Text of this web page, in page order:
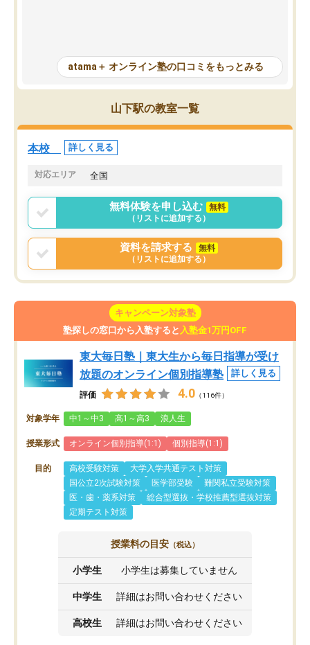
が、自分で自分の管理ができない人に
とっては難しい部分もあるのではない
かと思った。
元数が可視化されるので
しながら意欲的に取り組
常に効果を実感している
すめできる塾です。
atama＋ オンライン塾の口コミをもっとみる
山下駅の教室一覧
本校 詳しく見る
対応エリア 全国
無料体験を申し込む
無料
（リストに追加する）
資料を請求する
無料
（リストに追加する）
キャンペーン対象塾
塾探しの窓口から入塾すると 入塾金1万円OFF
東大毎日塾｜東大生から毎日指導が受け
放題のオンライン個別指導塾
詳しく見る
評価 4.0 （116件）
対象学年 中1～中3 高1～高3 浪人生
授業形式 オンライン個別指導(1:1) 個別指導(1:1)
目的 高校受験対策
大学入学共通テスト対策
国公立2次試験対策
医学部受験
難関私立受験対策
医・歯・薬系対策
総合型選抜・学校推薦型選抜対策
定期テスト対策
授業料の目安 （税込）
小学生 小学生は募集していません
中学生 詳細はお問い合わせください
高校生 詳細はお問い合わせください